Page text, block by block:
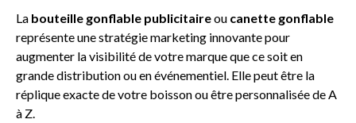
La bouteille gonflable publicitaireou canette gonflable
représente une stratégie marketing innovante pour
augmenter la visibilité de votre marque que ce soit en
grande distribution ou en événementiel. Elle peut être la
réplique exacte de votre boisson ou être personnalisée de A
à Z.